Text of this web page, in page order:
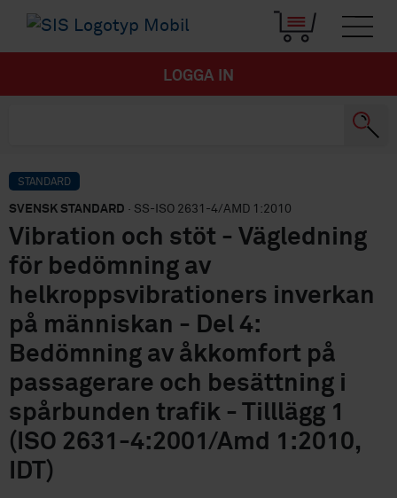
LOGGA IN
STANDARD
SVENSK STANDARD · SS-ISO 2631-4/AMD 1:2010
Vibration och stöt - Vägledning
för bedömning av
helkroppsvibrationers inverkan
på människan - Del 4:
Bedömning av åkkomfort på
passagerare och besättning i
spårbunden trafik - Tilllägg 1
(ISO 2631-4:2001/Amd 1:2010,
IDT)